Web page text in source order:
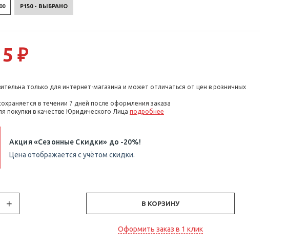
P150 - ВЫБРАНО
₽
только для интернет-магазина и может отличаться от цен в розничных
в течении 7 дней после оформления заказа
покупки в качестве Юридического Лица подробнее
Акция «Сезонные Скидки» до -20%!
Цена отображается с учётом скидки.
+ В КОРЗИНУ
Оформить заказ в 1 клик